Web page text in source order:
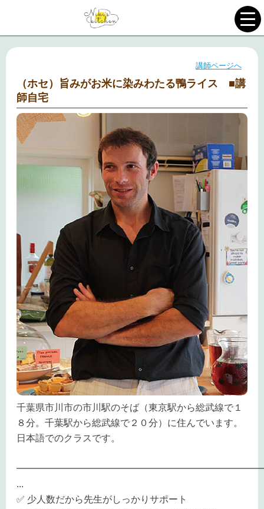
講師ページへ
（ホセ）旨みがお米に染みわたる鴨ライス ■講
師自宅
千葉県市川市の市川駅のそば（東京駅から総武線で１
８分。千葉駅から総武線で２０分）に住んでいます。
日本語でのクラスです。
...
✅ 少人数だから先生がしっかりサポート